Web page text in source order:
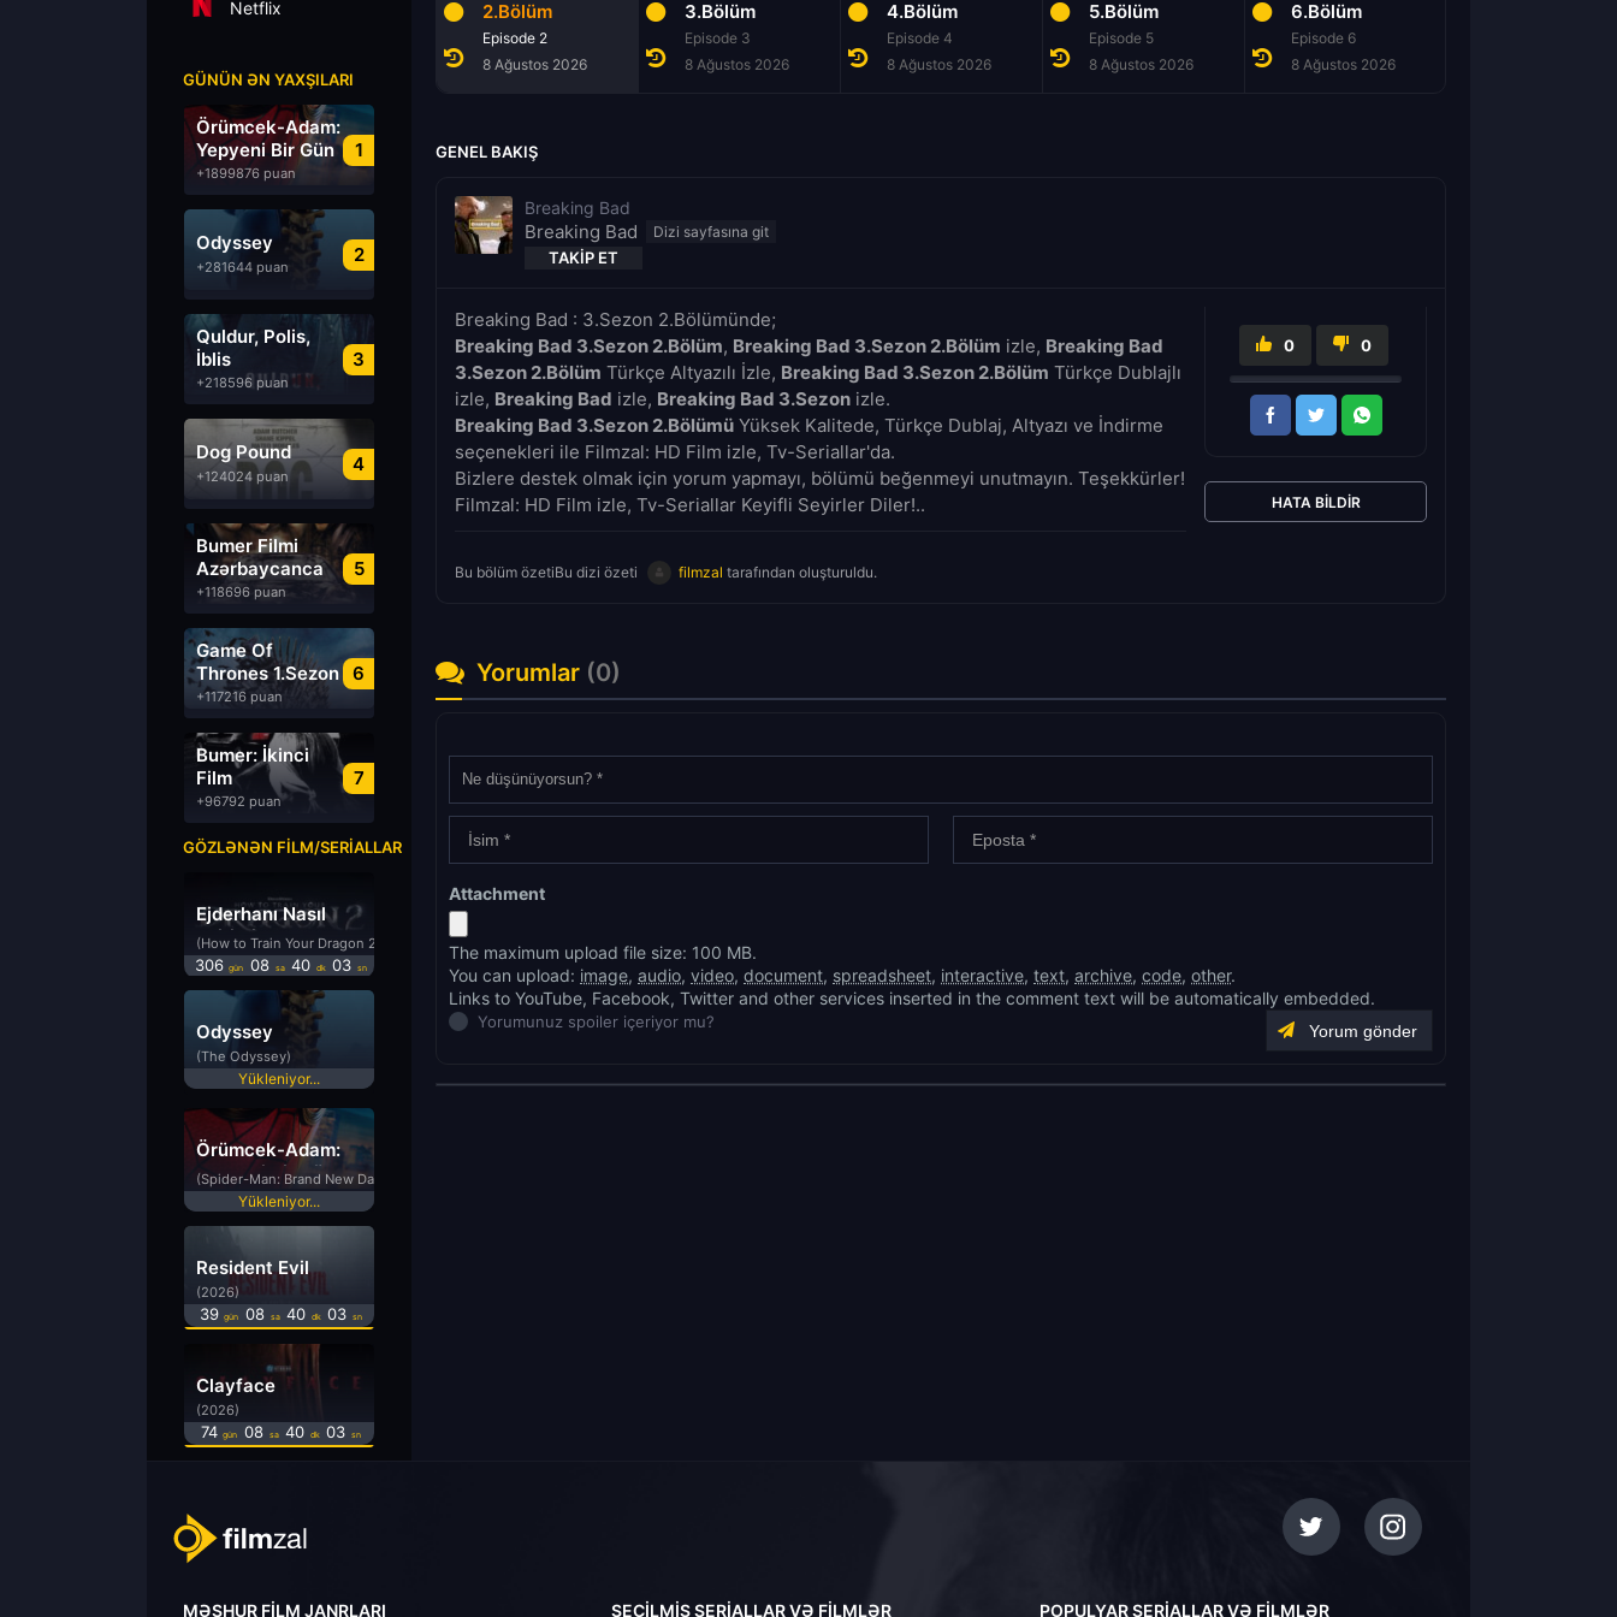
Netflix
GÜNÜN ƏN YAXŞILARI
1
Örümcek-Adam:
Yepyeni Bir Gün
+1899876 puan
2
Odyssey
+281644 puan
3
Quldur, Polis,
İblis
+218596 puan
4
Dog Pound
+124024 puan
5
Bumer Filmi
Azərbaycanca
Dublyaj izle
+118696 puan
6
Game Of
Thrones 1.Sezon
Türkçe Dublaj
izle
+117216 puan
7
Bumer: İkinci
Film
Azərbaycanca
Dublyaj izle
+96792 puan
GÖZLƏNƏN FILM/SERIALLAR
Ejderhanı Nasıl
Eğitirsin 2
(How to Train Your Dragon 2)
306 gün 08 sa 40 dk 03 sn
Odyssey
(The Odyssey)
Yükleniyor...
Örümcek-Adam:
Yepyeni Bir Gün
(Spider-Man: Brand New Day)
Yükleniyor...
Resident Evil
(2026)
39 gün 08 sa 40 dk 03 sn
Clayface
(2026)
74 gün 08 sa 40 dk 03 sn
2.Bölüm
Episode 2
8 Ağustos 2026
3.Bölüm
Episode 3
8 Ağustos 2026
4.Bölüm
Episode 4
8 Ağustos 2026
5.Bölüm
Episode 5
8 Ağustos 2026
6.Bölüm
Episode 6
8 Ağustos 2026
GENEL BAKIŞ
Breaking Bad
Breaking Bad
TAKIP ET
Breaking Bad : 3.Sezon 2.Bölümünde;
Breaking Bad 3.Sezon 2.Bölüm, Breaking Bad 3.Sezon 2.Bölüm izle, Breaking Bad
3.Sezon 2.Bölüm Türkçe Altyazılı İzle, Breaking Bad 3.Sezon 2.Bölüm Türkçe Dublajlı
izle, Breaking Bad izle, Breaking Bad 3.Sezon izle.
Breaking Bad 3.Sezon 2.Bölümü Yüksek Kalitede, Türkçe Dublaj, Altyazı ve İndirme
seçenekleri ile Filmzal: HD Film izle, Tv-Seriallar'da.
Bizlere destek olmak için yorum yapmayı, bölümü beğenmeyi unutmayın. Teşekkürler!
Filmzal: HD Film izle, Tv-Seriallar Keyifli Seyirler Diler!..
Bu bölüm özetiBu dizi özeti filmzal tarafından oluşturuldu.
0 0
HATA BILDIR
Yorumlar (0)
Attachment
The maximum upload file size: 100 MB.
You can upload: image, audio, video, document, spreadsheet, interactive, text, archive, code, other.
Links to YouTube, Facebook, Twitter and other services inserted in the comment text will be automatically embedded.
Yorumunuz spoiler içeriyor mu?
MƏŞHUR FILM JANRLARI SEÇILMIŞ SERIALLAR VƏ FILMLƏR POPULYAR SERIALLAR VƏ FILMLƏR